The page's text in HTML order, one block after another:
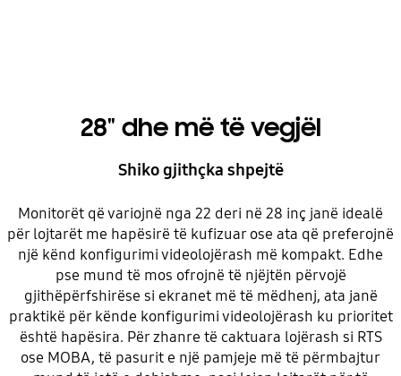
28" dhe më të vegjël
Shiko gjithçka shpejtë
Monitorët që variojnë nga 22 deri në 28 inç janë idealë
për lojtarët me hapësirë të kufizuar ose ata që preferojnë
një kënd konfigurimi videolojërash më kompakt. Edhe
pse mund të mos ofrojnë të njëjtën përvojë
gjithëpërfshirëse si ekranet më të mëdhenj, ata janë
praktikë për kënde konfigurimi videolojërash ku prioritet
është hapësira. Për zhanre të caktuara lojërash si RTS
ose MOBA, të pasurit e një pamjeje më të përmbajtur